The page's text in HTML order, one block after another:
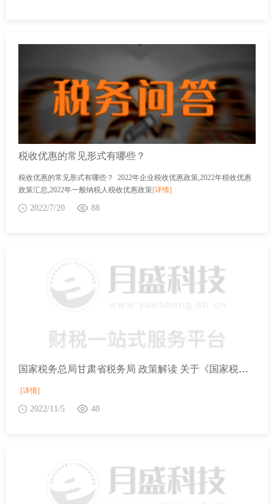
税收优惠的常见形式有哪些？
税收优惠的常见形式有哪些？ 2022年企业税收优惠政策,2022年税收优惠
政策汇总,2022年一般纳税人税收优惠政策[详情]
2022/7/20 88
国家税务总局甘肃省税务局 政策解读 关于《国家税务总局关于契税纳税服务和征收管理若干事项的公告》的解读
[详情]
2022/11/5 40